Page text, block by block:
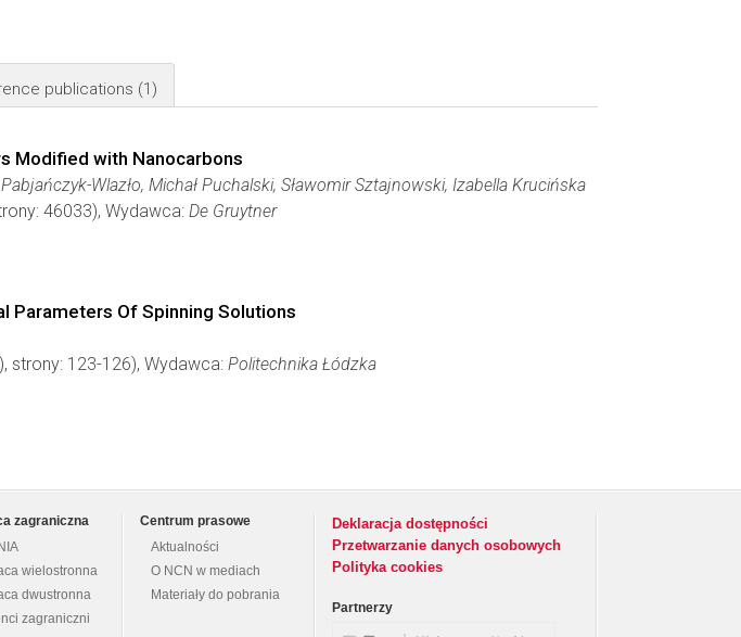
publications (1)
Modified with Nanocarbons
Wlazło, Michał Puchalski, Sławomir Sztajnowski, Izabella Krucińska
46033), Wydawca: De Gruytner
Parameters Of Spinning Solutions
strony: 123-126), Wydawca: Politechnika Łódzka
zagraniczna
wielostronna
dwustronna
zagraniczni
Centrum prasowe
Aktualności
O NCN w mediach
Materiały do pobrania
Deklaracja dostępności
Przetwarzanie danych osobowych
Polityka cookies
Partnerzy